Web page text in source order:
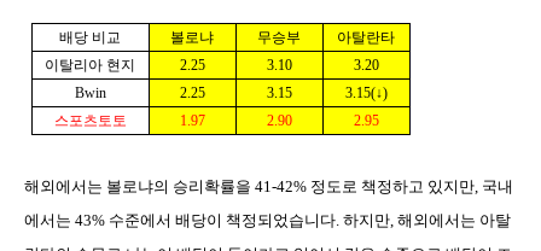
배당 비교 볼로냐 무승부
아탈란타
이탈리아 현지
2.25 3.10
3.20
Bwin
2.25 3.15
3.15(↓)
스포츠토토
1.97 2.90 2.95
해외에서는 볼로냐의 승리확률을 41-42% 정도로 책정하고 있지만, 국내
에서는 43% 수준에서 배당이 책정되었습니다. 하지만, 해외에서는 아탈